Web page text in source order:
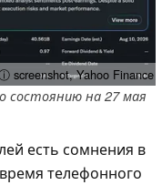
screenshot, Yahoo Finance
состоянию на 27 мая
есть сомнения в
телефонного